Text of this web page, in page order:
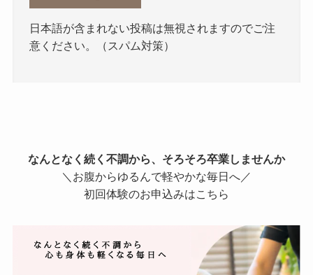
日本語が含まれない投稿は無視されますのでご注
意ください。（スパム対策）
なんとなく続く不調から、そろそろ卒業しませんか
＼お腹からゆるんで軽やかな毎日へ／
初回体験のお申込みはこちら